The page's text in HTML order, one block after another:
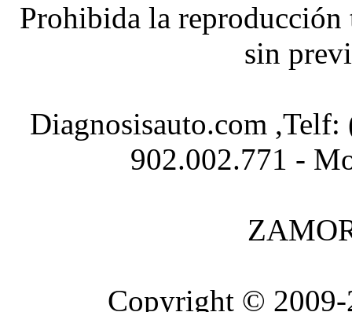
Prohibida la
sin
Diagnosisauto.com
902.002.771 -
Copyright ©